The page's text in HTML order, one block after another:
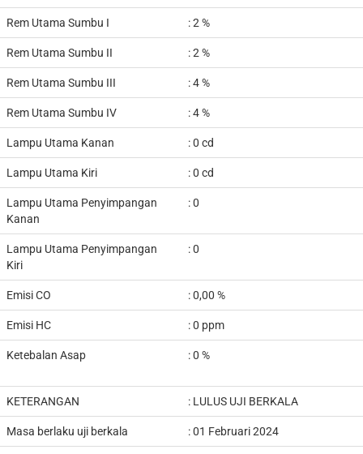
Rem Utama Sumbu I : 2 %
Rem Utama Sumbu II : 2 %
Rem Utama Sumbu III : 4 %
Rem Utama Sumbu IV : 4 %
Lampu Utama Kanan : 0 cd
Lampu Utama Kiri : 0 cd
Lampu Utama Penyimpangan
Kanan
: 0
Lampu Utama Penyimpangan
Kiri
: 0
Emisi CO : 0,00 %
Emisi HC : 0 ppm
Ketebalan Asap : 0 %
KETERANGAN : LULUS UJI BERKALA
Masa berlaku uji berkala : 01 Februari 2024